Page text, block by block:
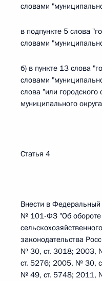
словами
в подпункте 5 слова
словами
б) в пункте 13 слова
словами
слова "или
муниципального
Статья 4
Внести в
№ 101-ФЗ "Об обороте
законодательства
№ 30, ст. 3018; 2003,
ст. 5276; 2005, № 30,
№ 49, ст. 5748; 2011,